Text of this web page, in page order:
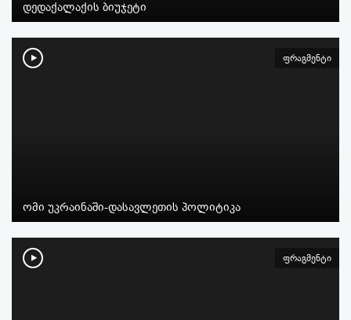
დედაქალაქის ბიუჯეტი
ფრაგმენტი
ომი უკრაინაში-დასავლეთის პოლიტიკა
ფრაგმენტი